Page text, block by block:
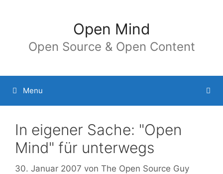
Open Mind
Open Source & Open Content
Menu
In eigener Sache: "Open
Mind" für unterwegs
30. Januar 2007 von The Open Source Guy